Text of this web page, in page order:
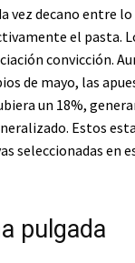
vez decano entre
el pasta.
convicción.
de mayo, las
un 18%,
Estos
seleccionadas en
pulgada